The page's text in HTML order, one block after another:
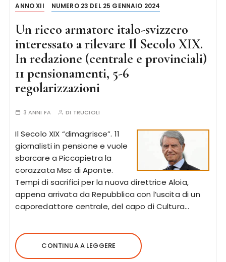
ANNO XII NUMERO 23 DEL 25 GENNAIO 2024
Un ricco armatore italo-svizzero
interessato a rilevare Il Secolo XIX.
In redazione (centrale e provinciali)
11 pensionamenti, 5-6
regolarizzazioni
3 ANNI FA DI TRUCIOLI
Il Secolo XIX “dimagrisce”. 11
giornalisti in pensione e vuole
sbarcare a Piccapietra la
corazzata Msc di Aponte.
Tempi di sacrifici per la nuova direttrice Aloia,
appena arrivata da Repubblica con l’uscita di un
caporedattore centrale, del capo di Cultura…
CONTINUA A LEGGERE